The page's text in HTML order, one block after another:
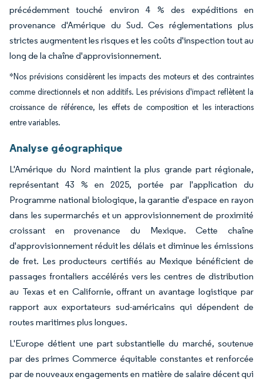
précédemment touché environ 4 % des expéditions en
provenance d'Amérique du Sud. Ces réglementations plus
strictes augmentent les risques et les coûts d'inspection tout au
long de la chaîne d'approvisionnement.
*Nos prévisions considèrent les impacts des moteurs et des contraintes
comme directionnels et non additifs. Les prévisions d'impact reflètent la
croissance de référence, les effets de composition et les interactions
entre variables.
Analyse géographique
L'Amérique du Nord maintient la plus grande part régionale,
représentant 43 % en 2025, portée par l'application du
Programme national biologique, la garantie d'espace en rayon
dans les supermarchés et un approvisionnement de proximité
croissant en provenance du Mexique. Cette chaîne
d'approvisionnement réduit les délais et diminue les émissions
de fret. Les producteurs certifiés au Mexique bénéficient de
passages frontaliers accélérés vers les centres de distribution
au Texas et en Californie, offrant un avantage logistique par
rapport aux exportateurs sud-américains qui dépendent de
routes maritimes plus longues.
L'Europe détient une part substantielle du marché, soutenue
par des primes Commerce équitable constantes et renforcée
par de nouveaux engagements en matière de salaire décent qui